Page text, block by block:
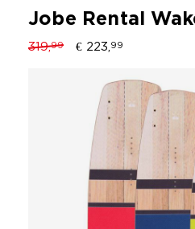
Jobe Rental
319,99 € 223, 99